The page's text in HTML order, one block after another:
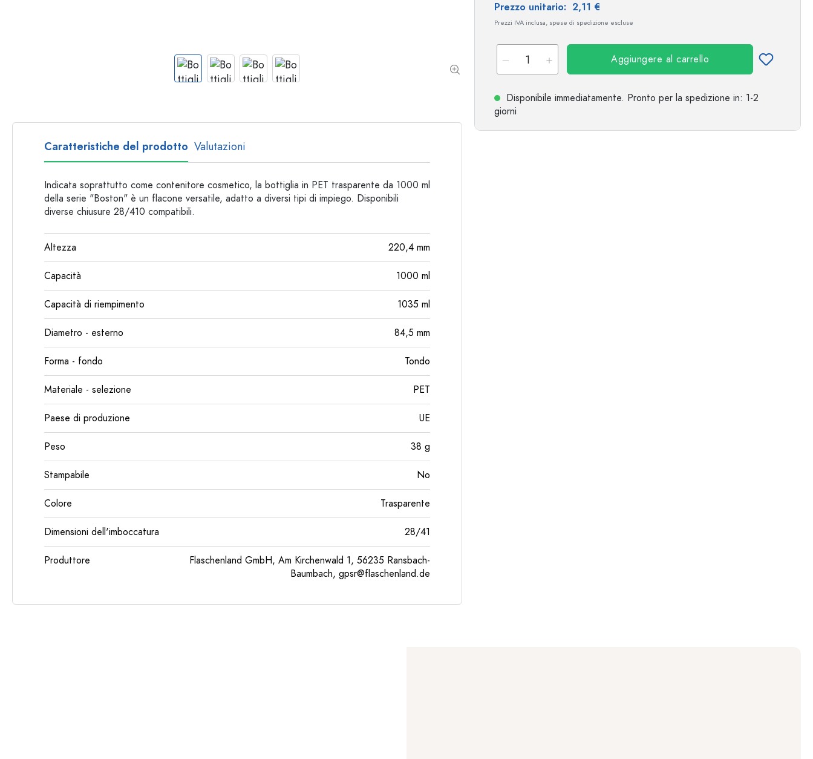
Bottiglie a collo lungo
Bottiglie sfaccettate
Bottiglie cilindriche
Prezzo unitario: 2,11 €
Prezzi IVA inclusa, spese di spedizione escluse
Aggiungere al carrello
Disponibile immediatamente. Pronto per la spedizione in: 1-2
giorni
Caratteristiche del prodotto Valutazioni
Indicata soprattutto come contenitore cosmetico, la bottiglia in PET trasparente da 1000 ml
della serie "Boston" è un flacone versatile, adatto a diversi tipi di impiego. Disponibili
diverse chiusure 28/410 compatibili.
Altezza 220,4 mm
Capacità 1000 ml
Capacità di riempimento 1035 ml
Diametro - esterno 84,5 mm
Forma - fondo Tondo
Materiale - selezione PET
Paese di produzione UE
Peso 38 g
Stampabile No
Colore Trasparente
Dimensioni dell'imboccatura 28/41
Produttore
Flaschenland GmbH, Am Kirchenwald 1, 56235 Ransbach-
Baumbach, gpsr@flaschenland.de